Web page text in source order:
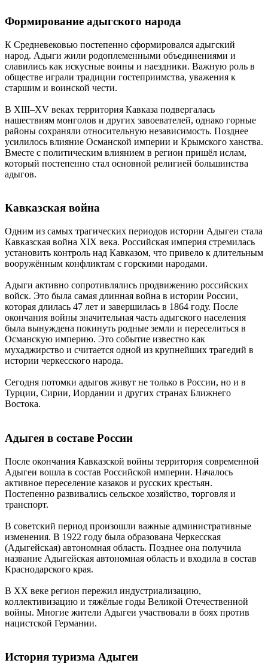
Формирование адыгского народа
К Средневековью постепенно сформировался адыгский
народ. Адыги жили родоплеменными объединениями и
славились как искусные воины и наездники. Важную роль в
обществе играли традиции гостеприимства, уважения к
старшим и воинской чести.
В XIII–XV веках территория Кавказа подвергалась
нашествиям монголов и других завоевателей, однако горные
районы сохраняли относительную независимость. Позднее
усилилось влияние Османской империи и Крымского ханства.
Вместе с политическим влиянием в регион пришёл ислам,
который постепенно стал основной религией большинства
адыгов.
Кавказская война
Одним из самых трагических периодов истории Адыгеи стала
Кавказская война XIX века. Российская империя стремилась
установить контроль над Кавказом, что привело к длительным
вооружённым конфликтам с горскими народами.
Адыги активно сопротивлялись продвижению российских
войск. Это была самая длинная война в истории России,
которая длилась 47 лет и завершилась в 1864 году. После
окончания войны значительная часть адыгского населения
была вынуждена покинуть родные земли и переселиться в
Османскую империю. Это событие известно как
мухаджирство и считается одной из крупнейших трагедий в
истории черкесского народа.
Сегодня потомки адыгов живут не только в России, но и в
Турции, Сирии, Иордании и других странах Ближнего
Востока.
Адыгея в составе России
После окончания Кавказской войны территория современной
Адыгеи вошла в состав Российской империи. Началось
активное переселение казаков и русских крестьян.
Постепенно развивались сельское хозяйство, торговля и
транспорт.
В советский период произошли важные административные
изменения. В 1922 году была образована Черкесская
(Адыгейская) автономная область. Позднее она получила
название Адыгейская автономная область и входила в состав
Краснодарского края.
В XX веке регион пережил индустриализацию,
коллективизацию и тяжёлые годы Великой Отечественной
войны. Многие жители Адыгеи участвовали в боях против
нацистской Германии.
История туризма Адыгеи